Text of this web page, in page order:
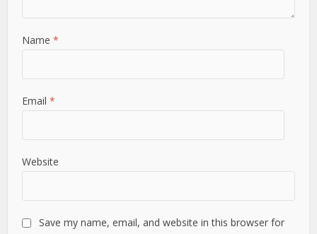
Name*
Email*
Website
Save my name, email, and website in this browser for